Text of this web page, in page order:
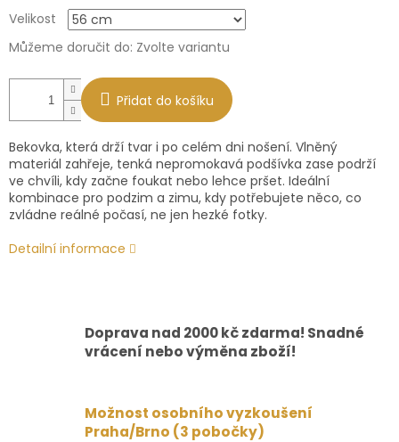
cena:
Velikost
Můžeme doručit do: Zvolte variantu
Přidat do košíku
Bekovka, která drží tvar i po celém dni nošení. Vlněný
materiál zahřeje, tenká nepromokavá podšívka zase podrží
ve chvíli, kdy začne foukat nebo lehce pršet. Ideální
kombinace pro podzim a zimu, kdy potřebujete něco, co
zvládne reálné počasí, ne jen hezké fotky.
Detailní informace
Doprava nad 2000 kč zdarma! Snadné
vrácení nebo výměna zboží!
Možnost osobního vyzkoušení
Praha/Brno (3 pobočky)